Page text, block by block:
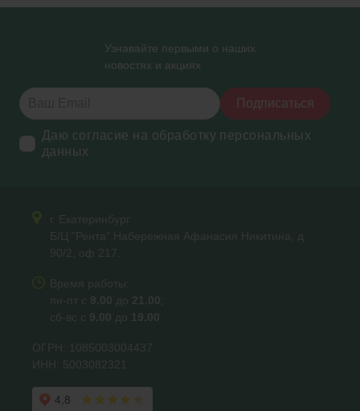
Узнавайте первыми о наших
новостях и акциях
Подписаться
Даю согласие на обработку персональных
данных